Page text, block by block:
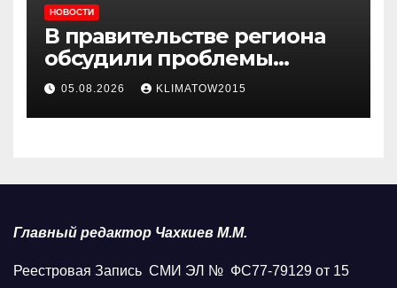
НОВОСТИ
В правительстве региона
обсудили проблемы
водоснабжения Карабулака
05.08.2026 KLIMATOW2015
Главный редактор Чахкиев М.М.
Реестровая Запись СМИ ЭЛ № ФС77-79129 от 15